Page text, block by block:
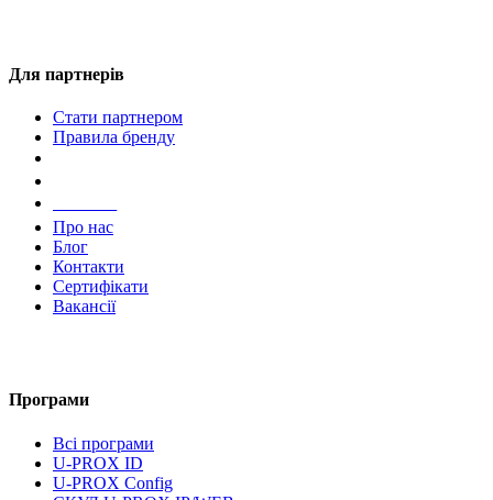
Для партнерів
Стати партнером
Правила бренду
Про нас
Блог
Контакти
Сертифікати
Вакансії
Програми
Всі програми
U-PROX ID
U-PROX Config